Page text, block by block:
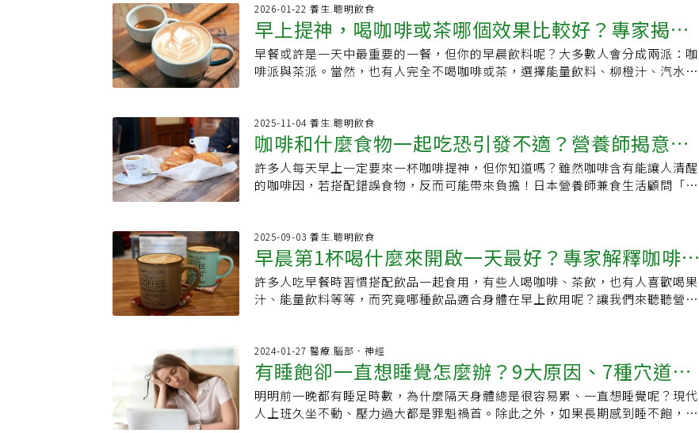
的趨勢，期待有更多研究證實其相關性。抹茶有和咖啡的提神效果有什麼不同？
一杯抹茶平均含有25～75毫克咖啡因，比咖啡的咖啡因含量低，但仍能有明顯的
提神作用。營養師比較了連續幾天喝抹茶而非咖啡的身體感受，相較於咖啡容易
引起緊張和焦慮的提神效果，抹茶更為溫和，能感覺到大腦逐漸集中注意力，下
態，專注的時間因此能更持久。飲用抹茶的注意事項抹茶的效果雖然比咖啡更柔
和，但對咖啡因敏感族群飲用後仍可能影響睡眠，建議下午一點之後就停止攝
取，孕婦或哺乳期婦女也應注意咖啡因攝取量，並諮詢醫療專業人員。另外一點
是，由於抹茶是由整片葉子製成的，環境污染之下可能有攝入重金屬「鉛」的風
險，雖然鉛含量通常很低，對大多數人來說無需擔心，但食用時仍需謹慎，留意
分標示。
來時確實可能會有點缺水。身體是否缺水、需要多少水分，通常可初步從尿液的
顏色來判斷。如果尿液呈淡黃色，表示水有喝夠；如果尿液呈深黃色，則可能需
要增加飲水量。早上起床尿尿，可注意觀察一下自己的尿液，通常這時的尿液顏
色比較深，因此晨起喝一兩杯水是正確的。這時補充水分，還有助於部分身體機
能的調整：1. 啟動身體運作早晨喝水能補充夜間流失的水分，幫助血液循環與腎
研究發現，補水有助提升專注力、降低焦慮與疲勞感。換句話說，晨起喝水是建
立良好狀態的簡單起點。3. 幫助消化與排便腸道蠕動需要水分。溫水可能放鬆腸
胃道平滑肌，幫助食物推進。有研究指出，接近體溫（約37°C）的水，對腸胃蠕
動有正面影響。對於排便不規律、容易便秘的人，早上補水尤其重要。4. 調節核
能帶來舒緩效果。5. 緩解鼻塞與呼吸道不適 清晨飲用熱水時吸入的蒸氣，有助於
分解鼻竇黏液並緩解鼻塞。對於感冒初期的不適，熱飲具有舒壓與強化防禦感的
心理與生理雙重效用。6.幫助肌肉放鬆溫熱液體也可能幫助肌肉放鬆，對輕微痠
痛有舒緩效果。不過，這些多屬輔助性作用。別把水神話了！關於喝水的誇大好
處雖然喝水益處多，但網路上流傳一些關於多喝水的種種誇大好處，以科學實證
水」，而不是特定時間喝水。所謂靠熱水出汗排毒，並沒有充分證據支持。誇大
說法2：早上喝水能快速減肥事實：有研究顯示喝水會帶來些微產熱效應，增加代
謝，但增加幅度很小，不足以成為減重關鍵。喝水可能幫助建立健康習慣，但並
非燃脂開關。誇大說法3：喝水能增加飽足感、抑制食慾事實：目前沒有足夠證據
2026-01-22 養生.聰明飲食
早上提神，喝咖啡或茶哪個效果比較好？專家揭曉
答案 1情況喝了只會更焦慮
早餐或許是一天中最重要的一餐，但你的早晨飲料呢？大多數人會分成兩派：咖
啡派與茶派。當然，也有人完全不喝咖啡或茶，選擇能量飲料、柳橙汁、汽水，
是為了咖啡因。這種天然的中樞神經興奮劑能提升大腦與神經系統的活躍度，讓
你感覺更清醒、專注、警覺。但咖啡因過量可能導致焦慮與心悸等副作用。營養
師 Lisa Andrews 表示：「每個人代謝咖啡因的速度不同，所以對專注、情緒與
精力的影響也會有所差異。」營養師 Lauren Manaker 補充：「咖啡與茶都能提
升專注與活力，但方式不同。」 ．咖啡：咖啡因含量較高，能帶來迅速且強烈的
可降低壓力與焦慮。這種組合能帶來更平穩、持續的情緒與能量提升。 最健康的
咖啡與茶喝法？ Manaker建議，想讓早晨飲品更健康，應減少添加糖與高熱量配
料（如鮮奶油、糖漿）。．咖啡：最好喝黑咖啡，或只加少量牛奶。．茶：可直
接飲用，或加入少許蜂蜜、檸檬調味。 咖啡 vs. 茶：怎麼選？．需要迅速提神→
100% 純果汁、無添加糖版本，但仍需留意天然糖分含量。若想控制糖分，咖啡
或茶可能更佳。．汽水缺點：含糖或人工甜味劑、色素與咖啡因，幾乎沒有抗氧
化成分。健康風險：與糖尿病、肥胖與部分癌症風險上升相關。．能量飲料特
點：含咖啡因，但含量差異大，且常有大量添加糖。醫師建議：由於成分多為糖
與人工添加物，加上咖啡因劑量高，並非健康選擇。即使無糖款，天然來源（如
2025-11-04 養生.聰明飲食
咖啡和什麼食物一起吃恐引發不適？營養師揭意想
不到的NG組合
許多人每天早上一定要來一杯咖啡提神，但你知道嗎？雖然咖啡含有能讓人清醒
的咖啡因，若搭配錯誤食物，反而可能帶來負擔！日本營養師兼食生活顧問「ゆ
啡因」。它能刺激中樞神經，提神醒腦、提高專注力、減輕疲勞感，也具鎮痛作
用，因此常被運用在改善頭痛或倦怠感的藥品中。此外，咖啡還含有多種多酚，
如「綠原酸」（Chlorogenic acid），是咖啡的苦味與香氣來源，也具有抗氧化
與抗菌作用，有助預防生活習慣病，並可促進脂肪代謝、維持健康體重。一般滴
濾式或即溶咖啡每100毫升約含60毫克咖啡因；若是罐裝或瓶裝類產品，則介於
焦慮、失眠、噁心或腹瀉等症狀。以世界各國標準來看，健康成人每日咖啡因攝
取量建議上限約為400毫克，相當於一般咖啡3杯左右。不過，若是代謝功能下降
的長者、孕婦，或曾出現心悸、睡眠障礙者，建議應再減少攝取量。這些食物不
宜和咖啡同時吃！營養師提醒，部分含有「高咖啡因」的食物若與咖啡同時攝
2025-09-03 養生.聰明飲食
早晨第1杯喝什麼來開啟一天最好？專家解釋咖啡和
茶的各自利弊
許多人吃早餐時習慣搭配飲品一起食用，有些人喝咖啡、茶飲，也有人喜歡喝果
汁、能量飲料等等，而究竟哪種飲品適合身體在早上飲用呢？讓我們來聽聽營養
經系統的活動，讓人感覺更清醒、警覺，注意力也更集中。但要注意的是，攝取
過量的咖啡因也會帶來負面影響，例如：焦慮和緊張，咖啡因的代謝方式也因人
而異，影響程度也會不同。營養師就表示，咖啡和茶都能提神醒腦，但它們的作
用方式有所差異。咖啡含有更多咖啡因，活化大腦與神經系統的效率更快，然而
也更容易造成心悸和焦慮等副作用。茶的咖啡因含量較低，並且含有「L-茶氨
2024-01-27 醫療.腦部．神經
有睡飽卻一直想睡覺怎麼辦？9大原因、7種穴道、5
類食物助提神醒腦，一次看懂
明明前一晚都有睡足時數，為什麼隔天身體總是很容易累、一直想睡覺呢？現代
人上班久坐不動、壓力過大都是罪魁禍首。除此之外，如果長期感到睡不飽，可